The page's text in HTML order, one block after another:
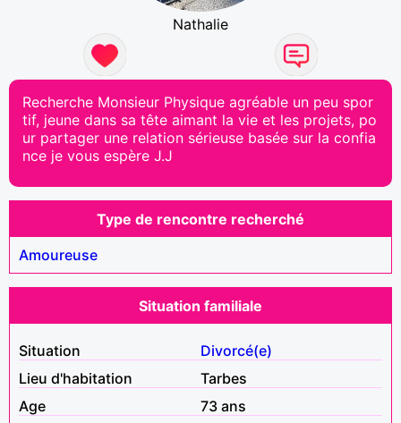
Nathalie
Recherche Monsieur Physique agréable un peu spor
tif, jeune dans sa tête aimant la vie et les projets, po
ur partager une relation sérieuse basée sur la confia
nce je vous espère J.J
Type de rencontre recherché
Amoureuse
Situation familiale
Situation
Divorcé(e)
Lieu d'habitation
Tarbes
Age
73 ans